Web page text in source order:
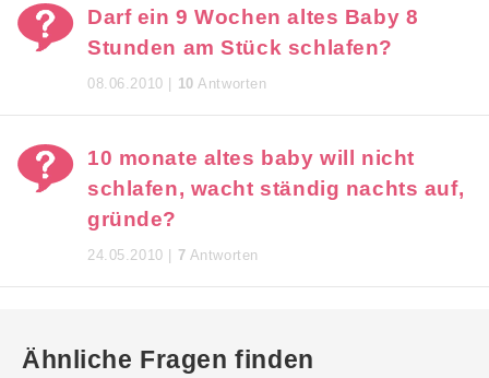
Darf ein 9 Wochen altes Baby 8
Stunden am Stück schlafen?
08.06.2010 | 10 Antworten
10 monate altes baby will nicht
schlafen, wacht ständig nachts auf,
gründe?
24.05.2010 | 7 Antworten
Ähnliche Fragen finden